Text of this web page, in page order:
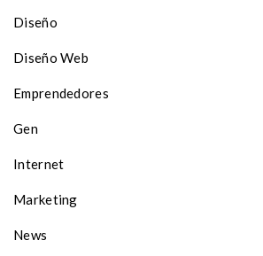
Diseño
Diseño Web
Emprendedores
Gen
Internet
Marketing
News